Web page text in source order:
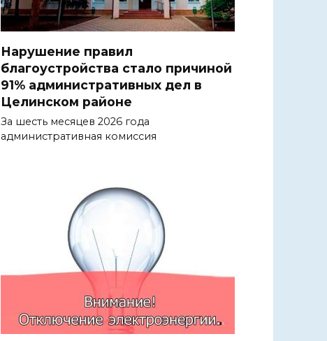
Нарушение правил
благоустройства стало причиной
91% административных дел в
Целинском районе
За шесть месяцев 2026 года
административная комиссия